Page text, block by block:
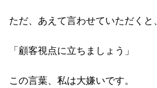
ただ、あえて言わせていただくと、
「顧客視点に立ちましょう」
この言葉、私は大嫌いです。